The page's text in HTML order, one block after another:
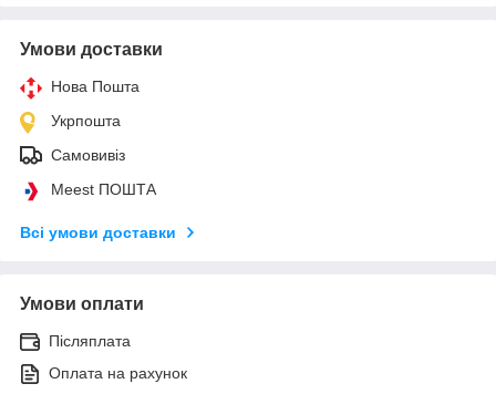
Умови доставки
Нова Пошта
Укрпошта
Самовивіз
Meest ПОШТА
Всі умови доставки
Умови оплати
Післяплата
Оплата на рахунок